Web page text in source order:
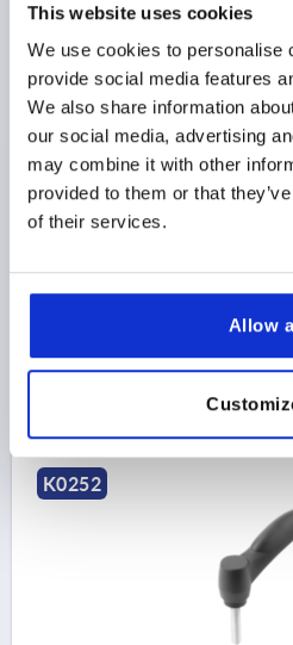
This website uses cookies
We use cookies to personalise
provide social media features
We also share information
our social media, advertising
may combine it with other
provided to them or that
of their services.
Allow
PALANCA DE SUJECIÓN ECO
GRIS ANTRACITA RAL7021,
ROSCA=M5 LONGITUD DE LA
D1=12,6
D2=14,1 H=21,7
ALTURA DE EMPUÑADURA=32
$6.05
K0252